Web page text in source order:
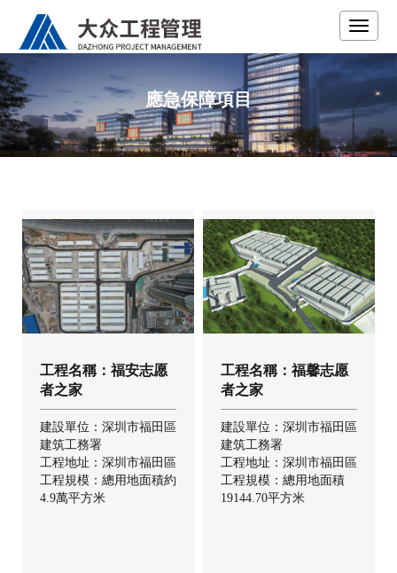
應急保障項目
工程名稱：福安志愿
者之家
建設單位：深圳市福田區
建筑工務署
工程地址：深圳市福田區
工程規模：總用地面積約
4.9萬平方米
工程名稱：福馨志愿
者之家
建設單位：深圳市福田區
建筑工務署
工程地址：深圳市福田區
工程規模：總用地面積
19144.70平方米